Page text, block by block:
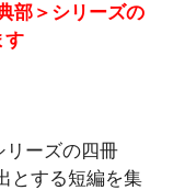
部＞シリーズの
す
リーズの四冊
とする短編を集